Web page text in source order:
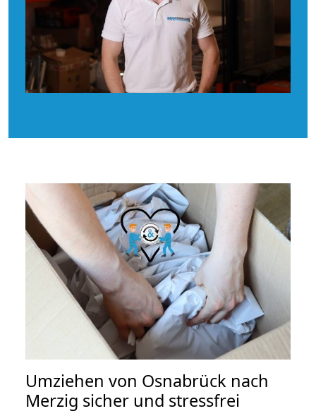
Umziehen von Osnabrück nach
Merzig sicher und stressfrei